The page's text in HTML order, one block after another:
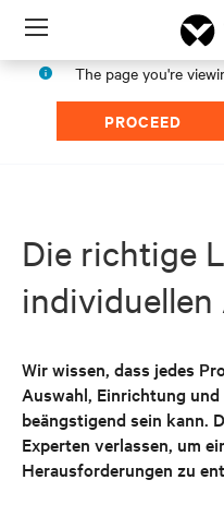
Menu
The page you're
PROCEED
Die richtige
Wir wissen, dass jedes
Auswahl, Einrichtung
beängstigend sein kann.
Experten verlassen, um
Herausforderungen zu